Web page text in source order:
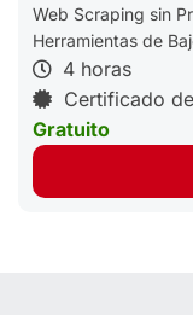
Web Scraping sin
Herramientas de
4 horas
Certificado
Gratuito